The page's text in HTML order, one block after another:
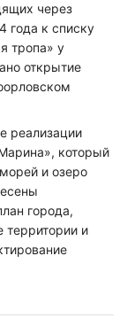
через
года к списку
тропа» у
открытие
реализации
который
и озеро
города,
территории и